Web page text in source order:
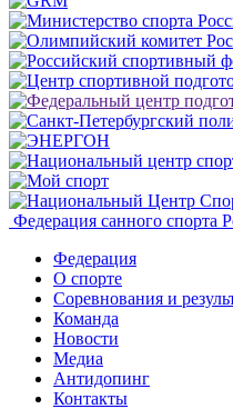
Федерация санного спорта
Федерация
О спорте
Соревнования и
Команда
Новости
Медиа
Антидопинг
Контакты